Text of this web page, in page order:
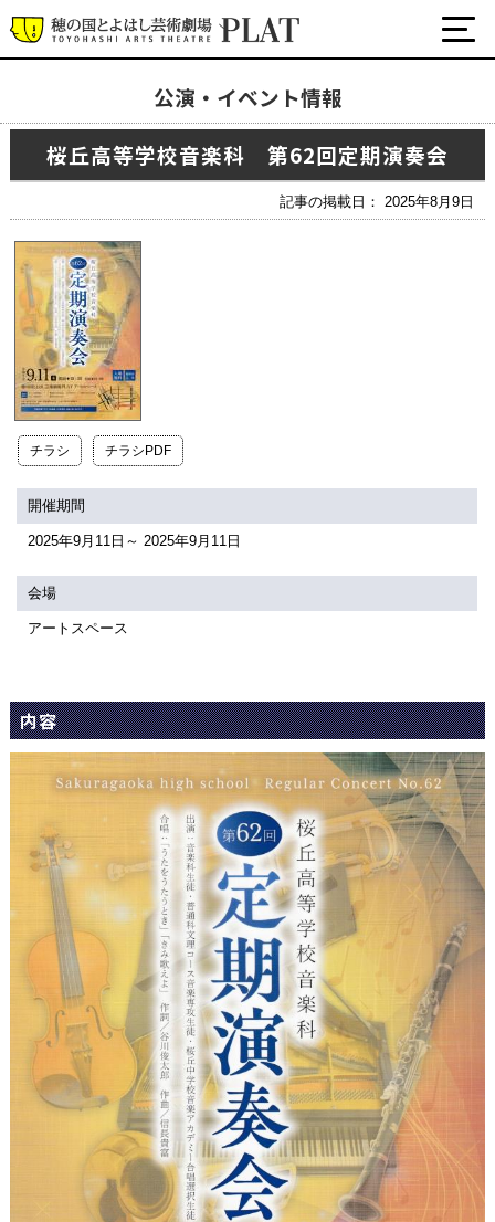
公式SNS
サービス
座席表
交通アクセス お問合せ
サイトマップ トップに戻る
公演・イベント情報
桜丘高等学校音楽科 第62回定期演奏会
記事の掲載日： 2025年8月9日
チラシ チラシPDF
開催期間
2025年9月11日～ 2025年9月11日
会場
アートスペース
内容
最新の公演・イベント情報
演劇・ダンス・音楽など
イベント
プラットについて
チケット・座席表・鑑賞サポートなど
施設の利用について
サポート
関連団体・施設